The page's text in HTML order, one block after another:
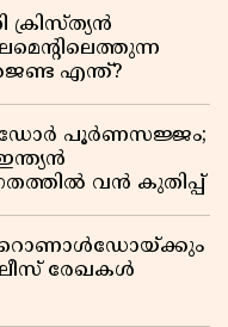
എന്ത്?
പൂർണസജ്ജം;
വൻ കുതിപ്പ്
റൊണാൾഡോയ്ക്കും
രേഖകൾ